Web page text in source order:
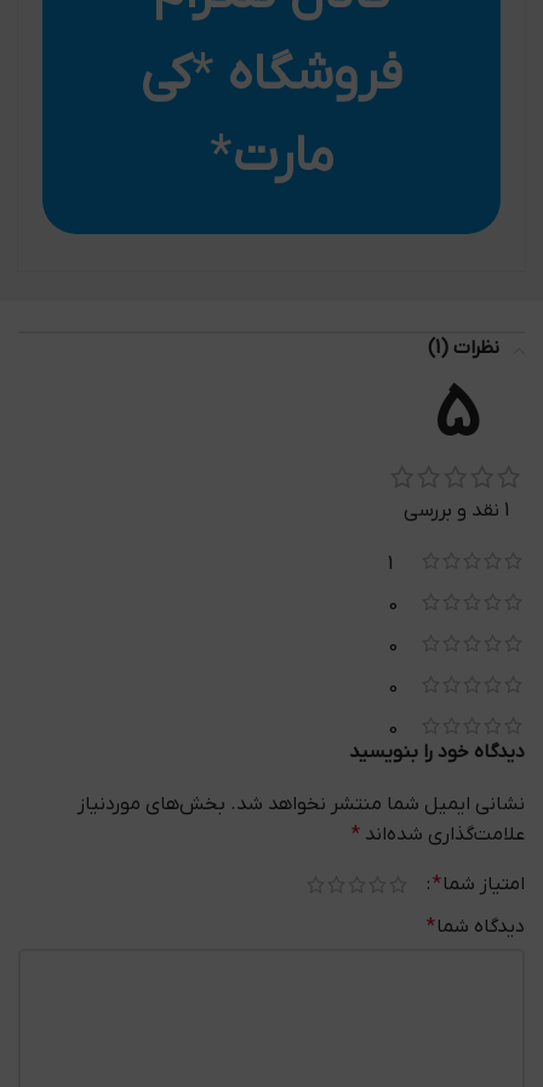
فروشگاه *کی
مارت*
نظرات (1)
5
1 نقد و بررسی
1
0
0
0
0
دیدگاه خود را بنویسید
نشانی ایمیل شما منتشر نخواهد شد. بخش‌های موردنیاز
علامت‌گذاری شده‌اند *
امتیاز شما*
دیدگاه شما*